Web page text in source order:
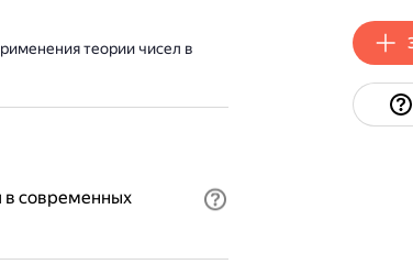
теории чисел в
в современных